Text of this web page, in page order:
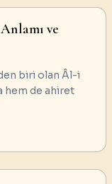
ve
biri olan Âl-i
hem de ahiret